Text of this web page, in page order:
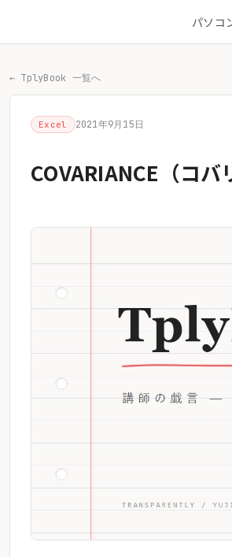
パソコ
← TplyBook 一覧へ
Excel 2021年9月15日
COVARIANCE（コ